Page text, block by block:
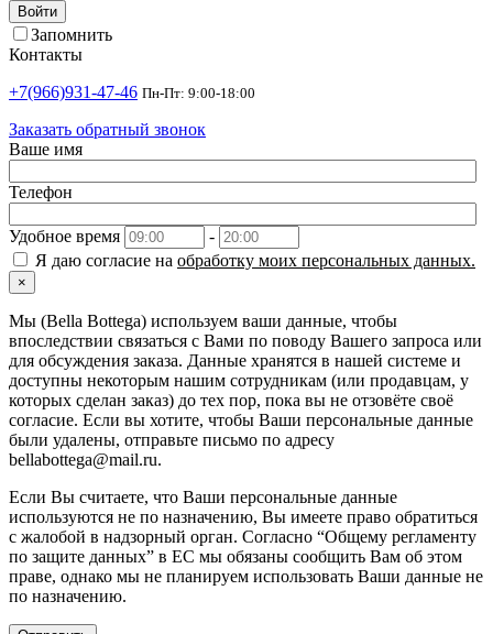
Войти
Запомнить
Контакты
+7(966)931-47-46 Пн-Пт: 9:00-18:00
Заказать обратный звонок
Ваше имя
Телефон
Удобное время
-
Я даю согласие на обработку моих персональных данных.
×
Мы (Bella Bottega) используем ваши данные, чтобы
впоследствии связаться с Вами по поводу Вашего запроса или
для обсуждения заказа. Данные хранятся в нашей системе и
доступны некоторым нашим сотрудникам (или продавцам, у
которых сделан заказ) до тех пор, пока вы не отзовёте своё
согласие. Если вы хотите, чтобы Ваши персональные данные
были удалены, отправьте письмо по адресу
bellabottega@mail.ru.
Если Вы считаете, что Ваши персональные данные
используются не по назначению, Вы имеете право обратиться
с жалобой в надзорный орган. Согласно “Общему регламенту
по защите данных” в ЕС мы обязаны сообщить Вам об этом
праве, однако мы не планируем использовать Ваши данные не
по назначению.